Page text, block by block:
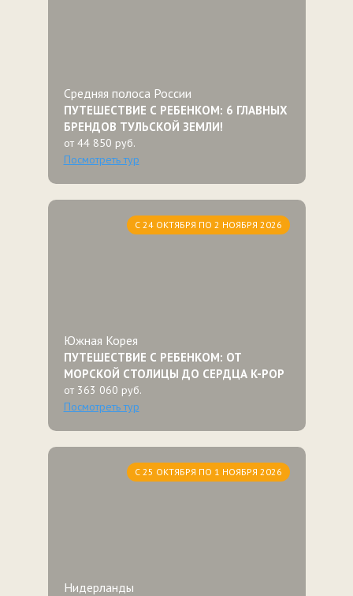
Средняя полоса России
ПУТЕШЕСТВИЕ С РЕБЕНКОМ: 6 ГЛАВНЫХ
БРЕНДОВ ТУЛЬСКОЙ ЗЕМЛИ!
от 44 850 руб.
Посмотреть тур
С 24 ОКТЯБРЯ ПО 2 НОЯБРЯ 2026
Южная Корея
ПУТЕШЕСТВИЕ С РЕБЕНКОМ: ОТ
МОРСКОЙ СТОЛИЦЫ ДО СЕРДЦА K-POP
от 363 060 руб.
Посмотреть тур
С 25 ОКТЯБРЯ ПО 1 НОЯБРЯ 2026
Нидерланды